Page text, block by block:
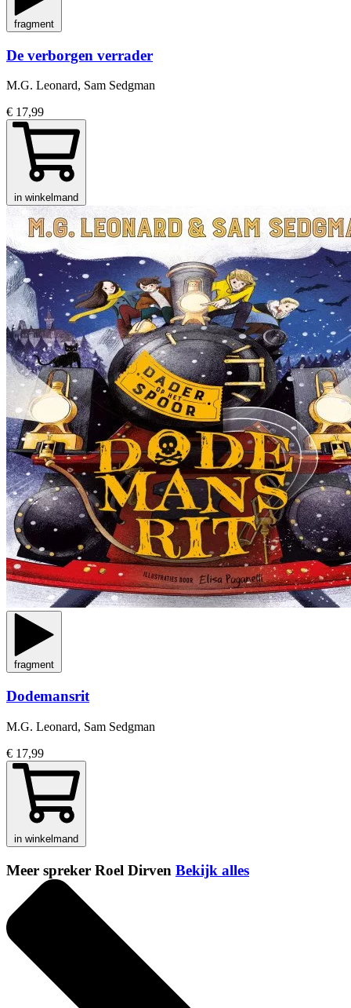
fragment
De verborgen verrader
M.G. Leonard, Sam Sedgman
€ 17,99
in winkelmand
fragment
Dodemansrit
M.G. Leonard, Sam Sedgman
€ 17,99
in winkelmand
Meer spreker Roel Dirven Bekijk alles